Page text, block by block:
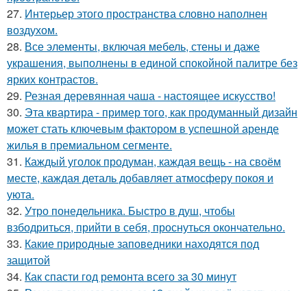
27. Интерьер этого пространства словно наполнен
воздухом.
28. Все элементы, включая мебель, стены и даже
украшения, выполнены в единой спокойной палитре без
ярких контрастов.
29. Резная деревянная чаша - настоящее искусство!
30. Эта квартира - пример того, как продуманный дизайн
может стать ключевым фактором в успешной аренде
жилья в премиальном сегменте.
31. Каждый уголок продуман, каждая вещь - на своём
месте, каждая деталь добавляет атмосферу покоя и
уюта.
32. Утро понедельника. Быстро в душ, чтобы
взбодриться, прийти в себя, проснуться окончательно.
33. Какие природные заповедники находятся под
защитой
34. Как спасти год ремонта всего за 30 минут